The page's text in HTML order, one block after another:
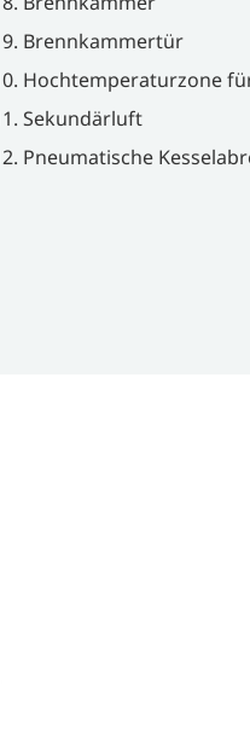
Brennkammertür
Hochtemperaturzone
Sekundärluft
Pneumatische